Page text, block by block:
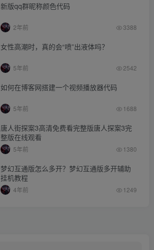
新版qq群昵称颜色代码
2年前 3388
女性高潮时，真的会“喷”出液体吗？
5年前 2542
如何在博客网搭建一个视频播放器代码
5年前 1688
唐人街探案3高清免费看完整版唐人探案3完
整版在线观看
5年前 1380
梦幻互通版怎么多开？梦幻互通版多开辅助
挂机教程
4年前 1249